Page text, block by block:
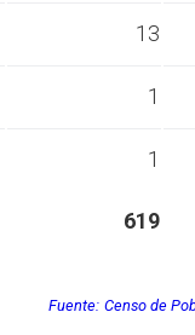
13
1
1
619
Fuente: Censo de